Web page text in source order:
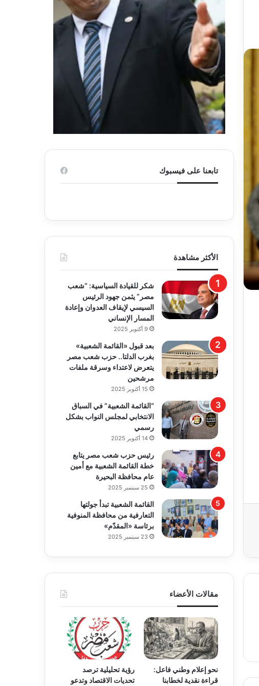
تابعنا على فيسبوك
الأكثر مشاهدة
​شكر للقيادة السياسية: “شعب
مصر” يثمن جهود الرئيس
السيسي لإيقاف العدوان وإعادة
المسار الإنساني
9 أكتوبر 2025
بعد قبول «القائمة الشعبية»
بغرب الدلتا.. حزب شعب مصر
يتعرض لاعتداء وسرقة ملفات
مرشحين
15 أكتوبر 2025
“القائمة الشعبية” في السباق
الانتخابي لمجلس النواب بشكل
رسمي
14 أكتوبر 2025
رئيس حزب شعب مصر يتابع
خطة القائمة الشعبية مع أمين
عام محافظة البحيرة
25 سبتمبر 2025
القائمة الشعبية تبدأ جولتها
التعارفية من محافظة المنوفية
برئاسة «المقدّم»
23 سبتمبر 2025
مقالات الأعضاء
نحو إعلام وطني فاعل:
قراءة نقدية لخطابنا
رؤية تحليلية ترصد
تحديات الاقتصاد وتدعو